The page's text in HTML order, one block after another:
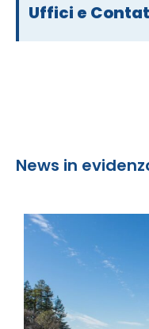
Uffici e
News in